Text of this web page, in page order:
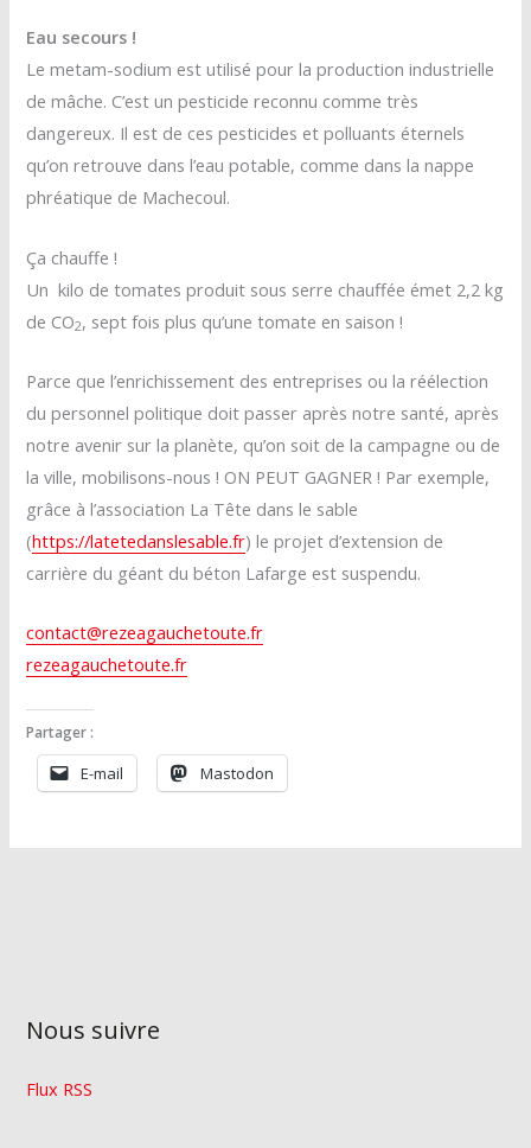
Eau secours !
Le metam-sodium est utilisé pour la production industrielle
de mâche. C’est un pesticide reconnu comme très
dangereux. Il est de ces pesticides et polluants éternels
qu’on retrouve dans l’eau potable, comme dans la nappe
phréatique de Machecoul.
Ça chauffe !
Un kilo de tomates produit sous serre chauffée émet 2,2 kg
de CO2, sept fois plus qu’une tomate en saison !
Parce que l’enrichissement des entreprises ou la réélection
du personnel politique doit passer après notre santé, après
notre avenir sur la planète, qu’on soit de la campagne ou de
la ville, mobilisons-nous ! ON PEUT GAGNER ! Par exemple,
grâce à l’association La Tête dans le sable
(https://latetedanslesable.fr) le projet d’extension de
carrière du géant du béton Lafarge est suspendu.
contact@rezeagauchetoute.fr
rezeagauchetoute.fr
Partager :
E-mail Mastodon
Nous suivre
Flux RSS